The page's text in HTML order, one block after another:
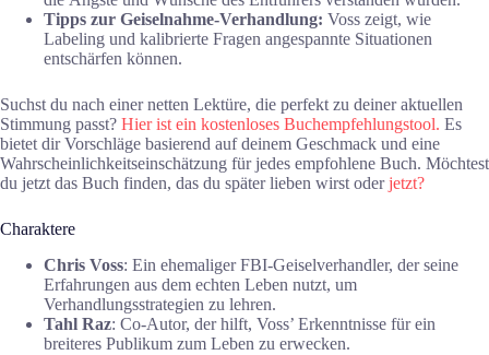
Tipps zur Geiselnahme-Verhandlung: Voss zeigt, wie
Labeling und kalibrierte Fragen angespannte Situationen
entschärfen können.
Suchst du nach einer netten Lektüre, die perfekt zu deiner aktuellen
Stimmung passt? Hier ist ein kostenloses Buchempfehlungstool. Es
bietet dir Vorschläge basierend auf deinem Geschmack und eine
Wahrscheinlichkeitseinschätzung für jedes empfohlene Buch. Möchtest
du jetzt das Buch finden, das du später lieben wirst oderjetzt?
Charaktere
Chris Voss: Ein ehemaliger FBI-Geiselverhandler, der seine
Erfahrungen aus dem echten Leben nutzt, um
Verhandlungsstrategien zu lehren.
Tahl Raz: Co-Autor, der hilft, Voss’ Erkenntnisse für ein
breiteres Publikum zum Leben zu erwecken.